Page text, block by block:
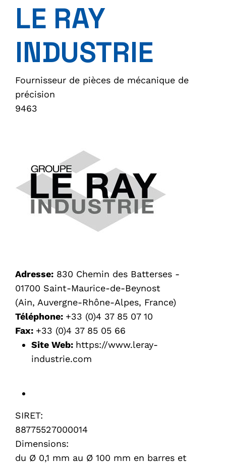
LE RAY
INDUSTRIE
Fournisseur de pièces de mécanique de
précision
9463
Adresse: 830 Chemin des Batterses -
01700 Saint-Maurice-de-Beynost
(Ain, Auvergne-Rhône-Alpes, France)
Téléphone: +33 (0)4 37 85 07 10
Fax: +33 (0)4 37 85 05 66
Site Web: https://www.leray-
industrie.com
SIRET:
88775527000014
Dimensions:
du Ø 0,1 mm au Ø 100 mm en barres et